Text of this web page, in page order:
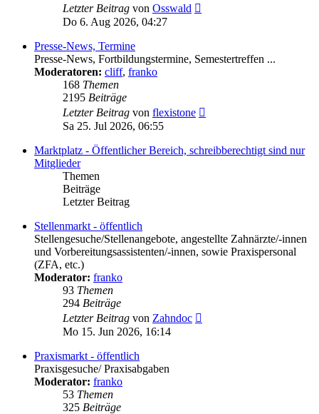
Letzter Beitrag von Osswald
Do 6. Aug 2026, 04:27
Presse-News, Termine
Presse-News, Fortbildungstermine, Semestertreffen ...
Moderatoren: cliff, franko
168 Themen
2195 Beiträge
Letzter Beitrag von flexistone
Sa 25. Jul 2026, 06:55
Marktplatz - Öffentlicher Bereich, schreibberechtigt sind nur
Mitglieder
Themen
Beiträge
Letzter Beitrag
Stellenmarkt - öffentlich
Stellengesuche/Stellenangebote, angestellte Zahnärzte/-innen
und Vorbereitungsassistenten/-innen, sowie Praxispersonal
(ZFA, etc.)
Moderator: franko
93 Themen
294 Beiträge
Letzter Beitrag von Zahndoc
Mo 15. Jun 2026, 16:14
Praxismarkt - öffentlich
Praxisgesuche/ Praxisabgaben
Moderator: franko
53 Themen
325 Beiträge